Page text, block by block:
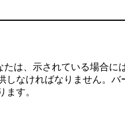
は、示されている場合に
しなければなりません。
ます。